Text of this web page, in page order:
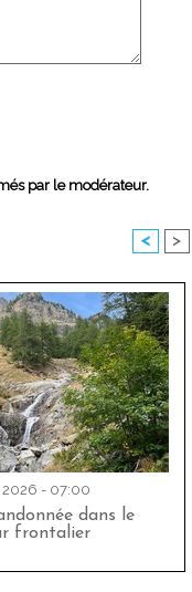
par le modérateur.
< >
2026 - 07:00
dans le
frontalier